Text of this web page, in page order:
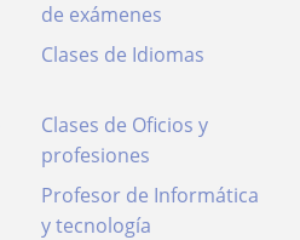
de exámenes
Clases de Idiomas
Clases de Oficios y
profesiones
Profesor de Informática
y tecnología